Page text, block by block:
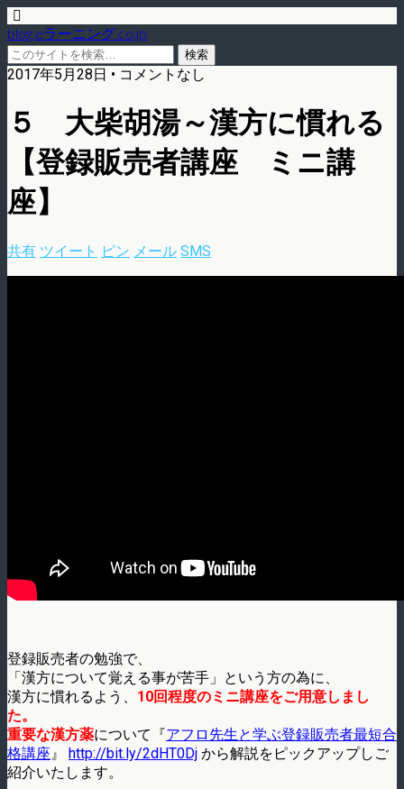
blog.eラーニング.co.jp
2017年5月28日 • コメントなし
５ 大柴胡湯～漢方に慣れる
【登録販売者講座 ミニ講
座】
共有 ツイート ピン メール SMS
登録販売者の勉強で、
「漢方について覚える事が苦手」という方の為に、
漢方に慣れるよう、 10回程度のミニ講座をご用意しまし
た。
重要な漢方薬について『アフロ先生と学ぶ登録販売者最短合
格講座』 http://bit.ly/2dHT0Dj から解説をピックアップしご
紹介いたします。